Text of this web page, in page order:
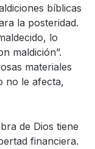
bíblicas
la posteridad.
lo
maldición”.
materiales
no le afecta,
de Dios tiene
financiera.